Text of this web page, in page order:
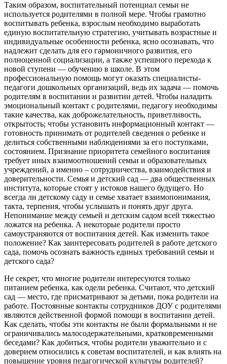
Таким образом, воспитательный потенциал семьи не
используется родителями в полной мере. Чтобы грамотно
воспитывать ребенка, взрослым необходимо выработать
единую воспитательную стратегию, учитывать возрастные и
индивидуальные особенности ребенка, ясно осознавать, что
надлежит сделать для его гармоничного развития, его
полноценной социализации, а также успешного перехода к
новой ступени — обучению в школе. В этом
профессиональную помощь могут оказать специалисты-
педагоги дошкольных организаций, ведь их задача — помочь
родителям в воспитании и развитии детей. Чтобы наладить
эмоциональный контакт с родителями, педагогу необходимы
такие качества, как доброжелательность, приветливость,
открытость; чтобы установить информационный контакт —
готовность принимать от родителей сведения о ребенке и
делиться собственными наблюдениями за его поступками,
состоянием. Признание приоритета семейного воспитания
требует иных взаимоотношений семьи и образовательных
учреждений, а именно – сотрудничества, взаимодействия и
доверительности. Семья и детский сад — два общественных
института, которые стоят у истоков нашего будущего. Но
всегда ли детскому саду и семье хватает взаимопонимания,
такта, терпения, чтобы услышать и понять друг друга.
Непонимание между семьей и детским садом всей тяжестью
ложатся на ребенка. А некоторые родители просто
самоустраняются от воспитания детей. Как изменить такое
положение? Как заинтересовать родителей в работе детского
сада, помочь осознать важность единых требований семьи и
детского сада?
Не секрет, что многие родители интересуются только
питанием ребенка, как одели ребенка. Считают, что детский
сад — место, где присматривают за детьми, пока родители на
работе. Постоянные контакты сотрудников ДОУ с родителями
являются действенной формой помощи в воспитании детей.
Как сделать, чтобы эти контакты не были формальными и не
ограничивались малосодержательными, кратковременными
беседами? Как добиться, чтобы родители уважительно и с
доверием относились к советам воспитателей, и как влиять на
повышение уровня педагогической культуры родителей?